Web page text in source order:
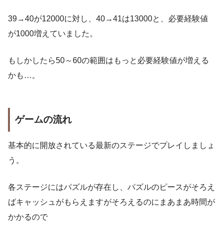
39→40が12000に対し、40→41は13000と、必要経験値
が1000増えていました。
もしかしたら50～60の範囲はもっと必要経験値が増える
かも…。
ゲームの流れ
基本的に開放されている最新のステージでプレイしましょ
う。
各ステージにはパズルが存在し、パズルのピースがそろえ
ばキャッシュがもらえますがそろえるのにまあまあ時間が
かかるので